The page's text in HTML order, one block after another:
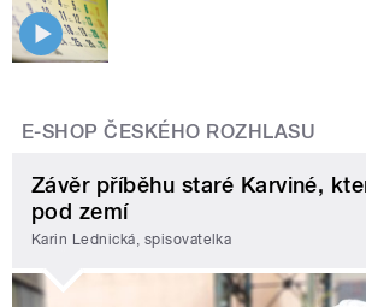
E-SHOP ČESKÉHO ROZHLASU
Závěr příběhu staré Karviné,
pod zemí
Karin Lednická, spisovatelka